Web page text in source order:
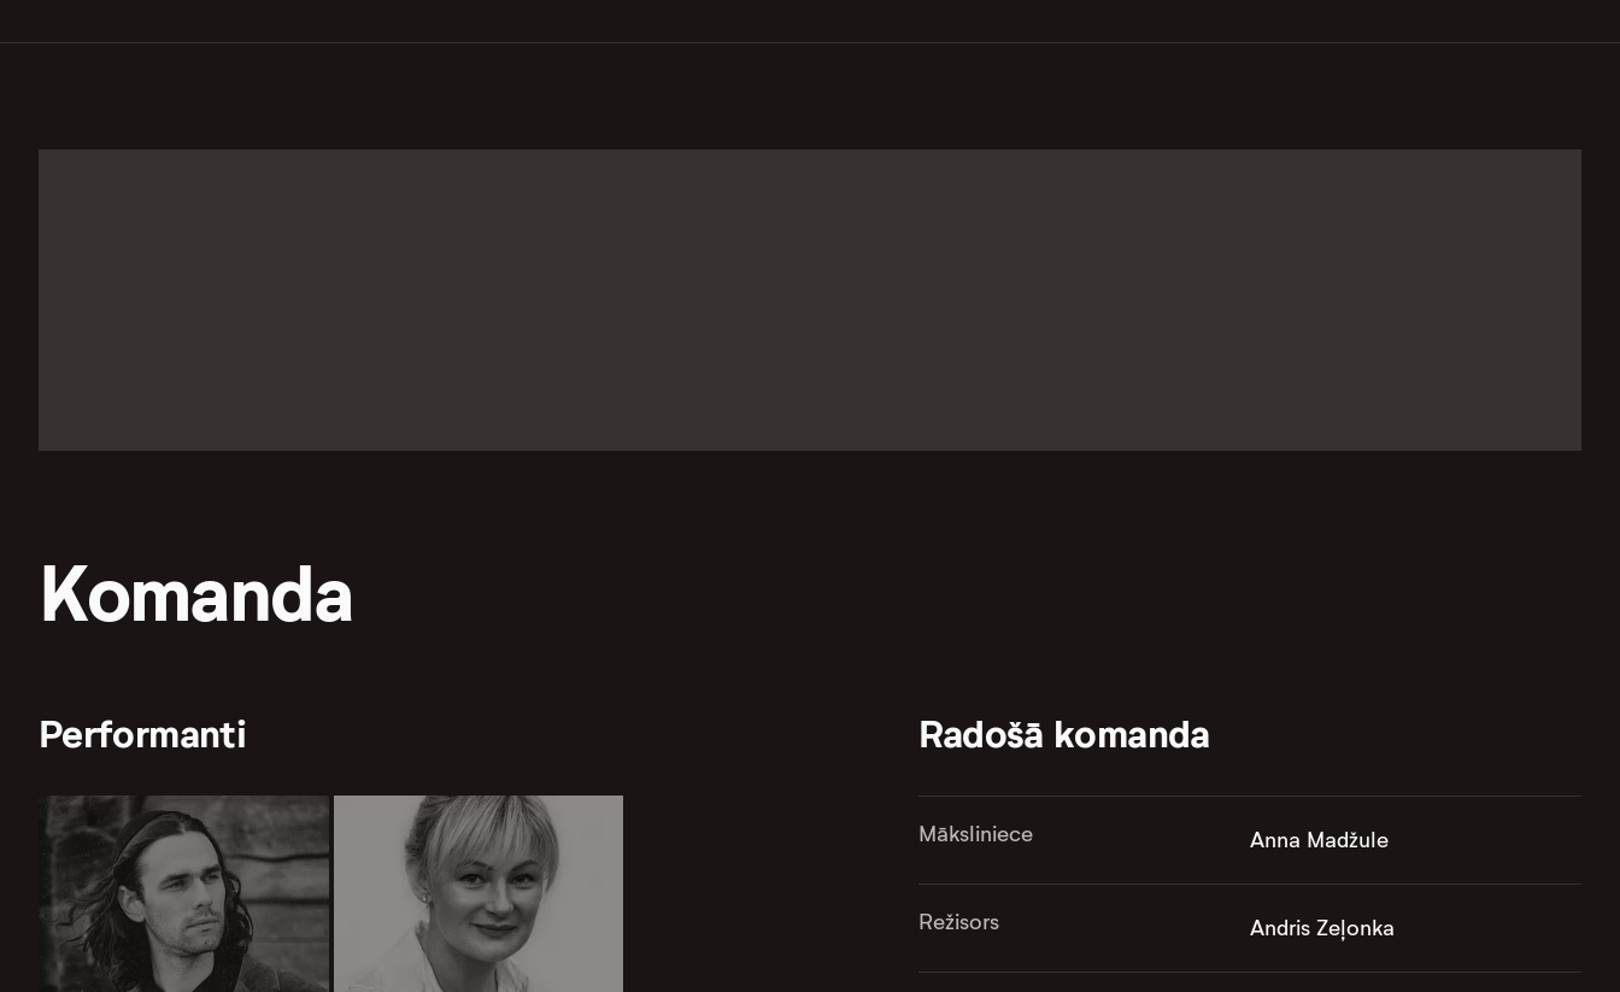
Komanda
Performanti Radošā komanda
Māksliniece Anna Madžule
Režisors Andris Zeļonka